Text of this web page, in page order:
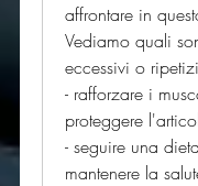
affrontare in
Vediamo quali
eccessivi o
- rafforzare i
proteggere
- seguire una
mantenere la